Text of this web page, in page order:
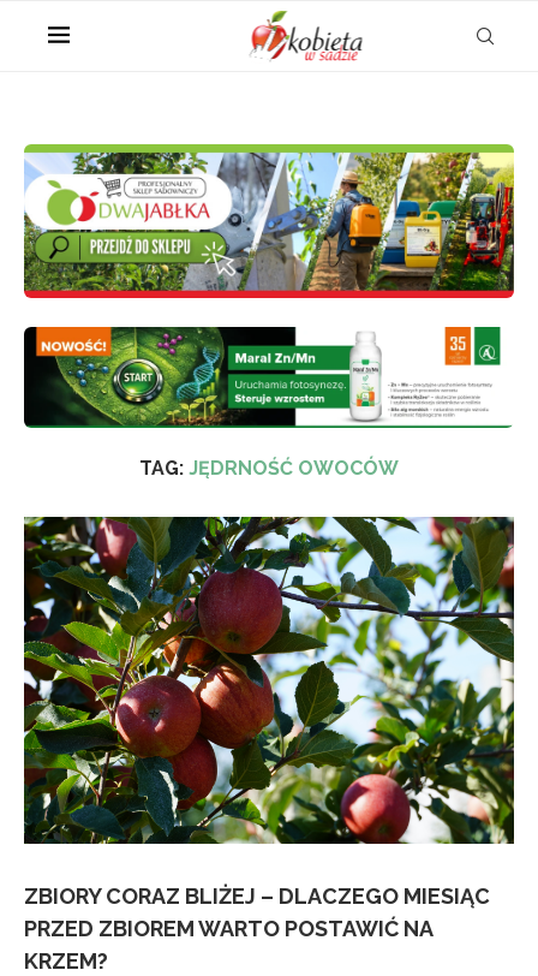
TAG: JĘDRNOŚĆ OWOCÓW
ZBIORY CORAZ BLIŻEJ – DLACZEGO MIESIĄC
PRZED ZBIOREM WARTO POSTAWIĆ NA
KRZEM?